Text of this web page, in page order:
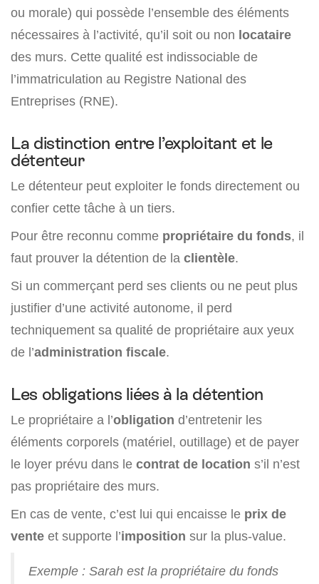
ou morale) qui possède l’ensemble des éléments
nécessaires à l’activité, qu’il soit ou non locataire
des murs. Cette qualité est indissociable de
l’immatriculation au Registre National des
Entreprises (RNE).
La distinction entre l’exploitant et le
détenteur
Le détenteur peut exploiter le fonds directement ou
confier cette tâche à un tiers.
Pour être reconnu comme propriétaire du fonds, il
faut prouver la détention de la clientèle.
Si un commerçant perd ses clients ou ne peut plus
justifier d’une activité autonome, il perd
techniquement sa qualité de propriétaire aux yeux
de l’administration fiscale.
Les obligations liées à la détention
Le propriétaire a l’obligation d’entretenir les
éléments corporels (matériel, outillage) et de payer
le loyer prévu dans le contrat de location s’il n’est
pas propriétaire des murs.
En cas de vente, c’est lui qui encaisse le prix de
vente et supporte l’imposition sur la plus-value.
Exemple : Sarah est la propriétaire du fonds